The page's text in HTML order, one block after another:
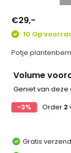
€29,-
10 Op
Potje
Volume
Geniet van
-3%
Order 2
Gratis